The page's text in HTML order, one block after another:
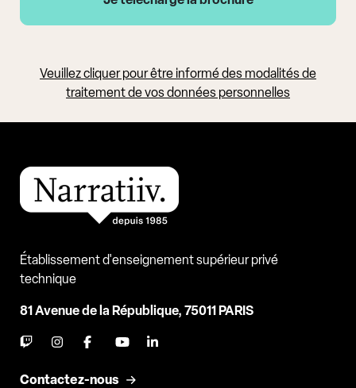
Veuillez cliquer pour être informé des modalités de
traitement de vos données personnelles
Établissement d'enseignement supérieur privé
technique
81 Avenue de la République, 75011 PARIS
Contactez-nous